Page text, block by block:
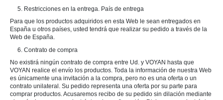
5. Restricciones en la entrega. País de entrega
Para que los productos adquiridos en esta Web le sean entregados en
España u otros países, usted tendrá que realizar su pedido a través de la
Web de España.
6. Contrato de compra
No existirá ningún contrato de compra entre Ud. y VOYAN hasta que
VOYAN realice el envío los productos. Toda la información de nuestra Web
es únicamente una invitación a la compra, pero no es una oferta o un
contrato unilateral. Su pedido representa una oferta por su parte para
comprar productos. Acusaremos recibo de su pedido sin dilación mediante